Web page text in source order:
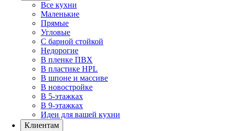
Все кухни
Маленькие
Прямые
Угловые
С барной стойкой
Недорогие
В пленке ПВХ
В пластике HPL
В шпоне и массиве
В новостройке
В 5-этажках
В 9-этажках
Идеи для вашей кухни
Клиентам